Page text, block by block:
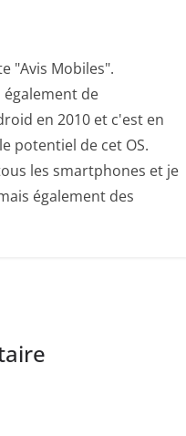
"Avis Mobiles".
également de
en 2010 et c'est en
potentiel de cet OS.
les smartphones et je
également des